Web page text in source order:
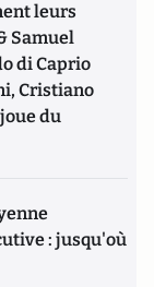
leurs
Samuel
di Caprio
Cristiano
du
: jusqu'où